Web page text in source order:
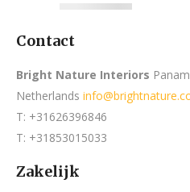
Contact
Bright Nature Interiors
Netherlands
T: +31626396846
T: +31853015033
Zakelijk